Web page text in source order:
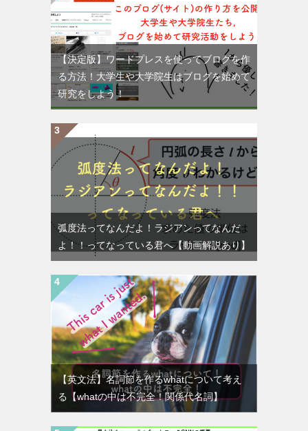
【決定版】ワードプレスを使ってブログを作
る方法！大学生や大学院生はブログを始めて
研究をしよう！
弧度法ってなんだよ！ラジアンってなんだ
よ！！ってなっている君へ【動画解説あり】
【英文法】名詞節を作るwhatについて考え
る【whatの中は不完全！関係代名詞】